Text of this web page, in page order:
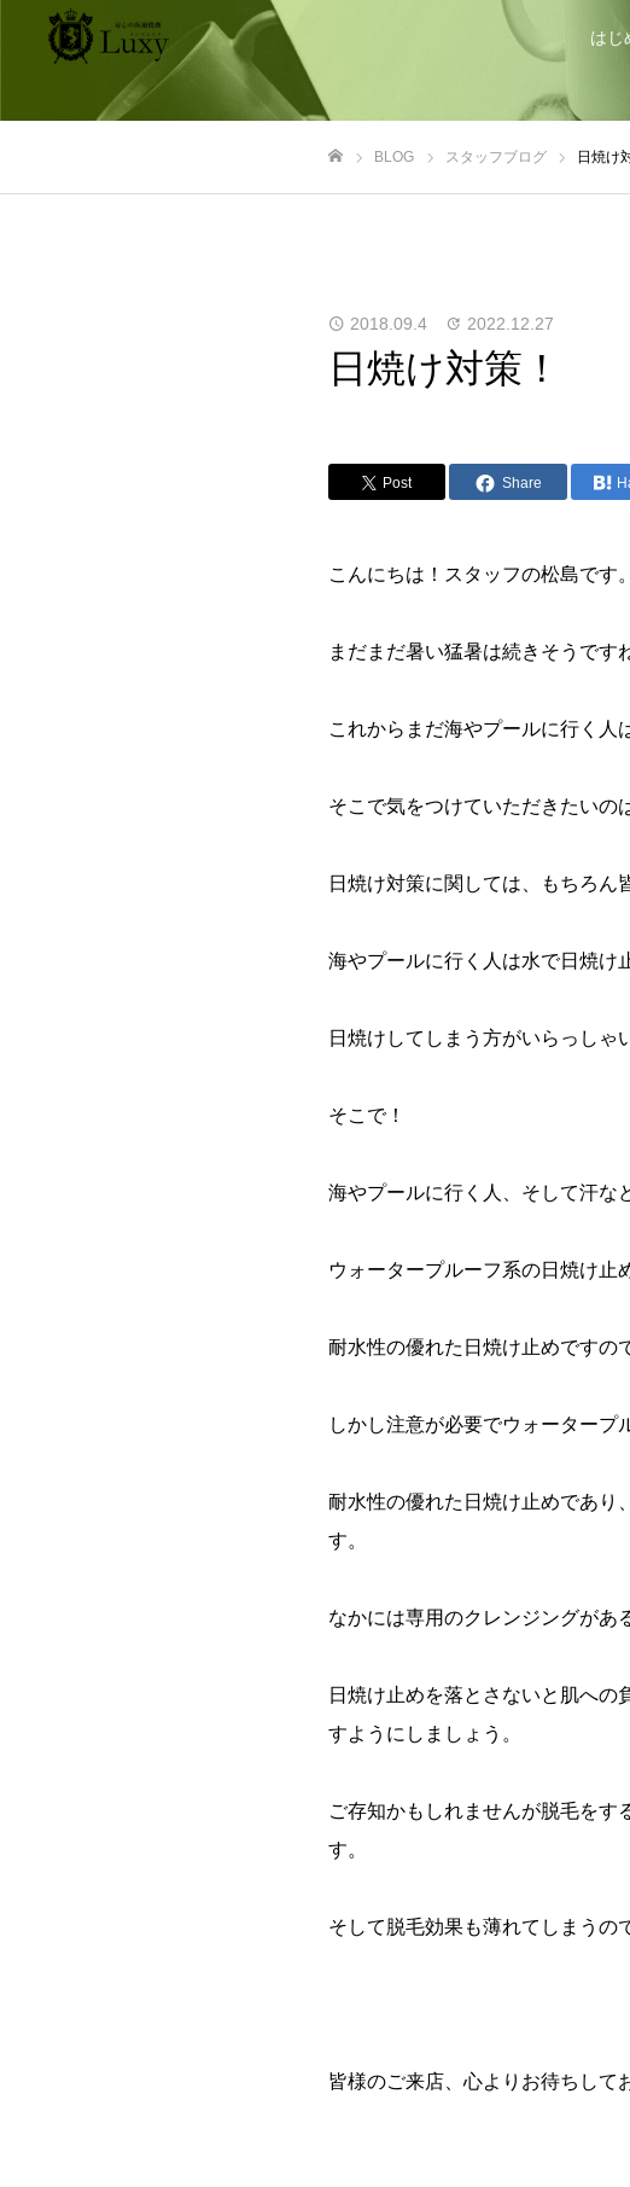
はじ
BLOG スタッフブログ 日焼け
2018.09.4 2022.12.27
日焼け対策！
Post Share
こんにちは！スタッフの松島です。
まだまだ暑い猛暑は続きそうです
これからまだ海やプールに行く人
そこで気をつけていただきたいの
日焼け対策に関しては、もちろん
海やプールに行く人は水で日焼け
日焼けしてしまう方がいらっしゃ
そこで！
海やプールに行く人、そして汗な
ウォータープルーフ系の日焼け止
耐水性の優れた日焼け止めですの
しかし注意が必要でウォータープ
耐水性の優れた日焼け止めであり
す。
なかには専用のクレンジングがあ
日焼け止めを落とさないと肌への
すようにしましょう。
ご存知かもしれませんが脱毛をす
す。
そして脱毛効果も薄れてしまうの
皆様のご来店、心よりお待ちして